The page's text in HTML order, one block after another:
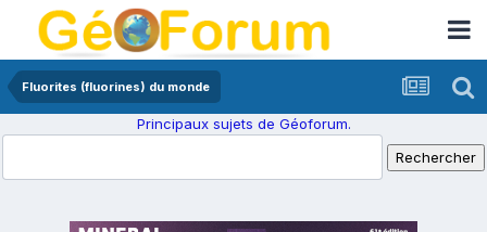
Fluorites (fluorines) du monde
Principaux sujets de Géoforum.